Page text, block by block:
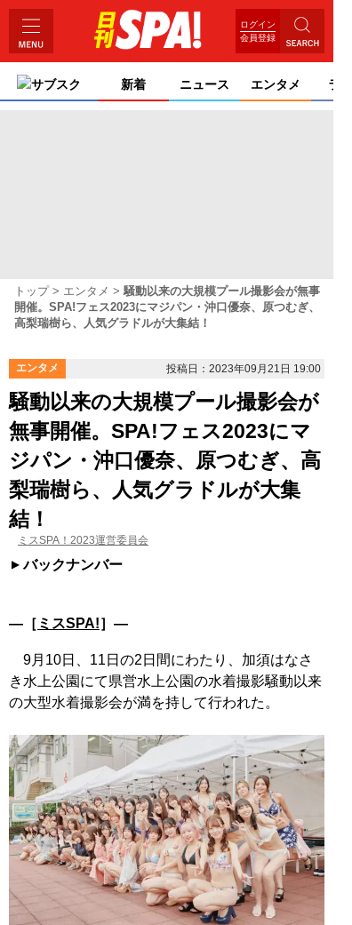
ログイン
会員登録
サブスク 新着 ニュース エンタメ ライ
トップ エンタメ
騒動以来の大規模プール撮影会が無事
開催。SPA!フェス2023にマジパン・沖口優奈、原つむぎ、
高梨瑞樹ら、人気グラドルが大集結！
エンタメ 投稿日：2023年09月21日 19:00
騒動以来の大規模プール撮影会が
無事開催。SPA!フェス2023にマ
ジパン・沖口優奈、原つむぎ、高
梨瑞樹ら、人気グラドルが大集
結！
ミスSPA！2023運営委員会
バックナンバー
―［ ミスSPA!］―
9月10日、11日の2日間にわたり、加須はなさ
き水上公園にて県営水上公園の水着撮影騒動以来
の大型水着撮影会が満を持して行われた。